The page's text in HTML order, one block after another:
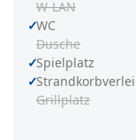
W-LAN
WC
Dusche
Spielplatz
Grillplatz